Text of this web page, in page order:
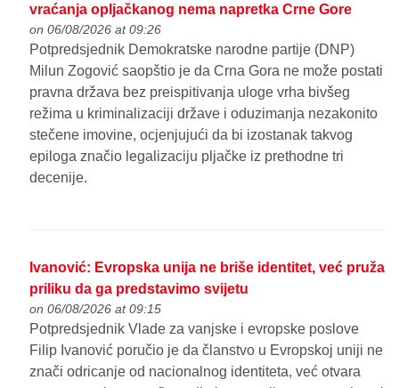
vraćanja opljačkanog nema napretka Crne Gore
on 06/08/2026 at 09:26
Potpredsjednik Demokratske narodne partije (DNP)
Milun Zogović saopštio je da Crna Gora ne može postati
pravna država bez preispitivanja uloge vrha bivšeg
režima u kriminalizaciji države i oduzimanja nezakonito
stečene imovine, ocjenjujući da bi izostanak takvog
epiloga značio legalizaciju pljačke iz prethodne tri
decenije.
Ivanović: Evropska unija ne briše identitet, već pruža
priliku da ga predstavimo svijetu
on 06/08/2026 at 09:15
Potpredsjednik Vlade za vanjske i evropske poslove
Filip Ivanović poručio je da članstvo u Evropskoj uniji ne
znači odricanje od nacionalnog identiteta, već otvara